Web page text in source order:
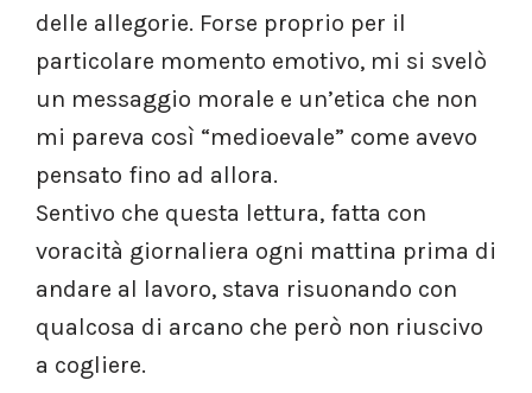
delle allegorie. Forse proprio per il
particolare momento emotivo, mi si svelò
un messaggio morale e un’etica che non
mi pareva così “medioevale” come avevo
pensato fino ad allora.
Sentivo che questa lettura, fatta con
voracità giornaliera ogni mattina prima di
andare al lavoro, stava risuonando con
qualcosa di arcano che però non riuscivo
a cogliere.